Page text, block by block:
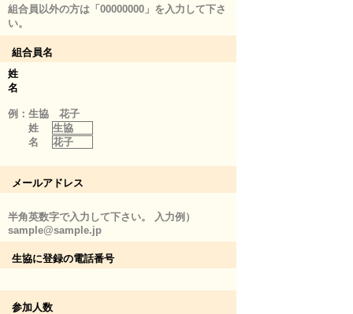
組合員以外の方は「00000000」を入力して下さ
い。
組合員名
姓
名
例：生協 花子
姓
生協
名
花子
メールアドレス
半角英数字で入力して下さい。 入力例）
sample@sample.jp
生協に登録の電話番号
参加人数